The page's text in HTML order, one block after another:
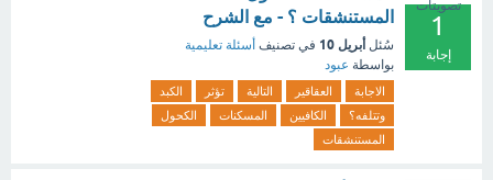
تصويتات
1
إجابة
المستنشقات ؟ - مع الشرح
سُئل أبريل 10 في تصنيف أسئلة تعليمية
بواسطة عبود
الاجابة العقاقير التالية تؤثر
الكبد
وتتلفه؟
الكافيين المسكنات
الكحول
المستنشقات